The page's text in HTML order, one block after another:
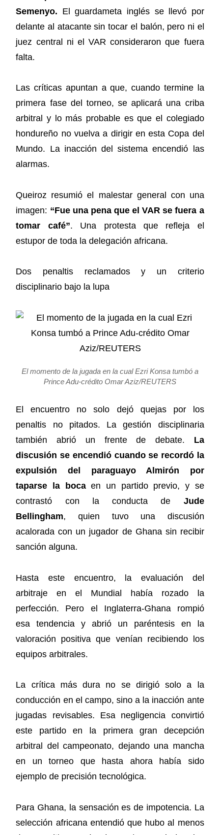
Semenyo. El guardameta inglés se llevó por
delante al atacante sin tocar el balón, pero ni el
juez central ni el VAR consideraron que fuera
falta.
Las críticas apuntan a que, cuando termine la
primera fase del torneo, se aplicará una criba
arbitral y lo más probable es que el colegiado
hondureño no vuelva a dirigir en esta Copa del
Mundo. La inacción del sistema encendió las
alarmas.
Queiroz resumió el malestar general con una
imagen: “Fue una pena que el VAR se fuera a
tomar café”. Una protesta que refleja el
estupor de toda la delegación africana.
Dos penaltis reclamados y un criterio
disciplinario bajo la lupa
El momento de la jugada en la cual Ezri Konsa tumbó a
Prince Adu-crédito Omar Aziz/REUTERS
El encuentro no solo dejó quejas por los
penaltis no pitados. La gestión disciplinaria
también abrió un frente de debate. La
discusión se encendió cuando se recordó la
expulsión del paraguayo Almirón por
taparse la bocaen un partido previo, y se
contrastó con la conducta de Jude
Bellingham, quien tuvo una discusión
acalorada con un jugador de Ghana sin recibir
sanción alguna.
Hasta este encuentro, la evaluación del
arbitraje en el Mundial había rozado la
perfección. Pero el Inglaterra-Ghana rompió
esa tendencia y abrió un paréntesis en la
valoración positiva que venían recibiendo los
equipos arbitrales.
La crítica más dura no se dirigió solo a la
conducción en el campo, sino a la inacción ante
jugadas revisables. Esa negligencia convirtió
este partido en la primera gran decepción
arbitral del campeonato, dejando una mancha
en un torneo que hasta ahora había sido
ejemplo de precisión tecnológica.
Para Ghana, la sensación es de impotencia. La
selección africana entendió que hubo al menos